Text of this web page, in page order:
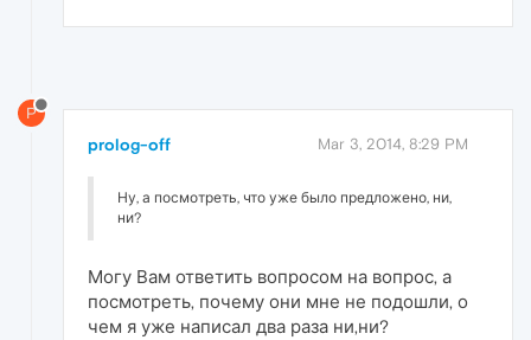
P
prolog-off Mar 3, 2014, 8:29 PM
Ну, а посмотреть, что уже было предложено, ни,
ни?
Могу Вам ответить вопросом на вопрос, а
посмотреть, почему они мне не подошли, о
чем я уже написал два раза ни,ни?